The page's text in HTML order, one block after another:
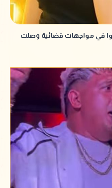
في مواجهات قضائية وصلت